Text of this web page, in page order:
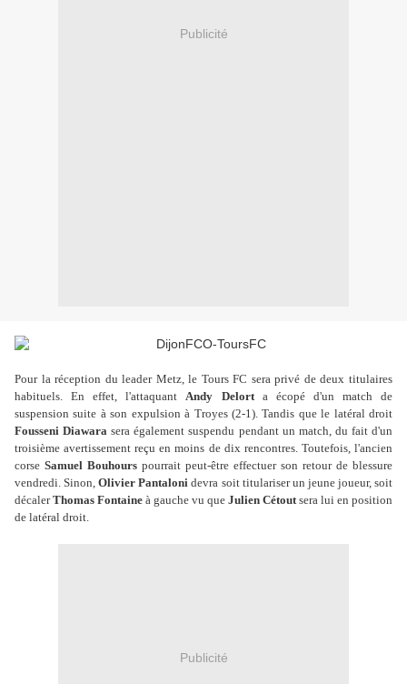
Publicité
Pour la réception du leader Metz, le Tours FC sera privé de deux titulaires
habituels. En effet, l'attaquantAndy Delorta écopé d'un match de
suspension suite à son expulsion à Troyes (2-1). Tandis que le latéral droit
Fousseni Diawara sera également suspendu pendant un match, du fait d'un
troisième avertissement reçu en moins de dix rencontres. Toutefois, l'ancien
corse Samuel Bouhours pourrait peut-être effectuer son retour de blessure
vendredi. Sinon,Olivier Pantaloni devra soit titulariser un jeune joueur, soit
décalerThomas Fontaine à gauche vu que Julien Cétoutsera lui en position
de latéral droit.
Publicité